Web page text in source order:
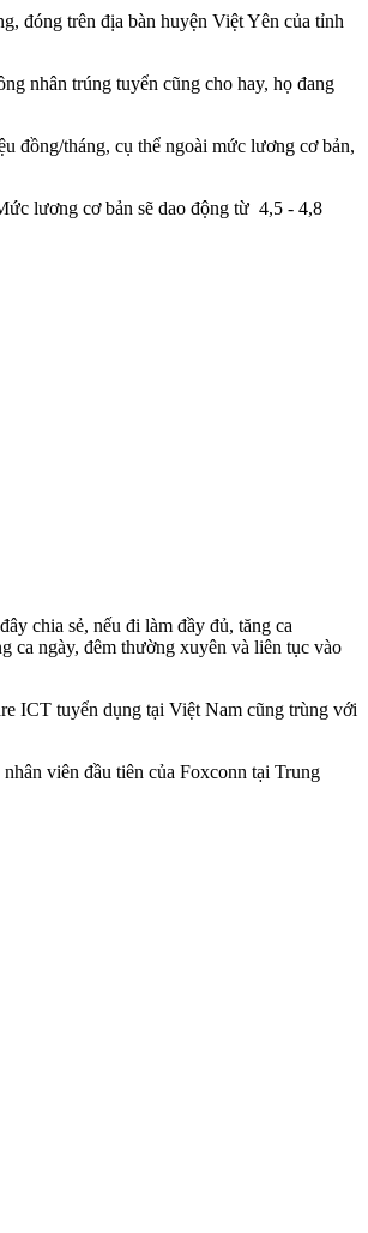
đóng trên địa bàn huyện Việt Yên của tỉnh
nhân trúng tuyển cũng cho hay, họ đang
đồng/tháng, cụ thể ngoài mức lương cơ bản,
lương cơ bản sẽ dao động từ 4,5 - 4,8
chia sẻ, nếu đi làm đầy đủ, tăng ca
ca ngày, đêm thường xuyên và liên tục vào
ICT tuyển dụng tại Việt Nam cũng trùng với
viên đầu tiên của Foxconn tại Trung